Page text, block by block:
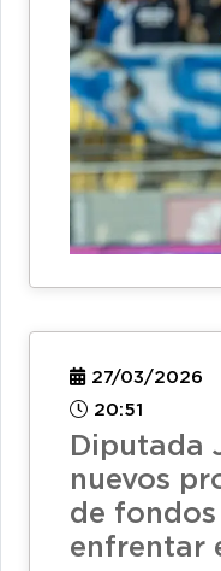
27/03/2026
20:51
Diputada
nuevos
de fondos
enfrentar